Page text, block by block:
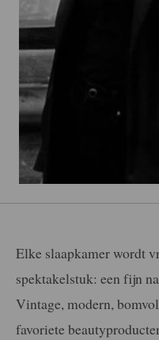
Elke slaapkamer wordt
spektakelstuk: een fijn
Vintage, modern,
favoriete